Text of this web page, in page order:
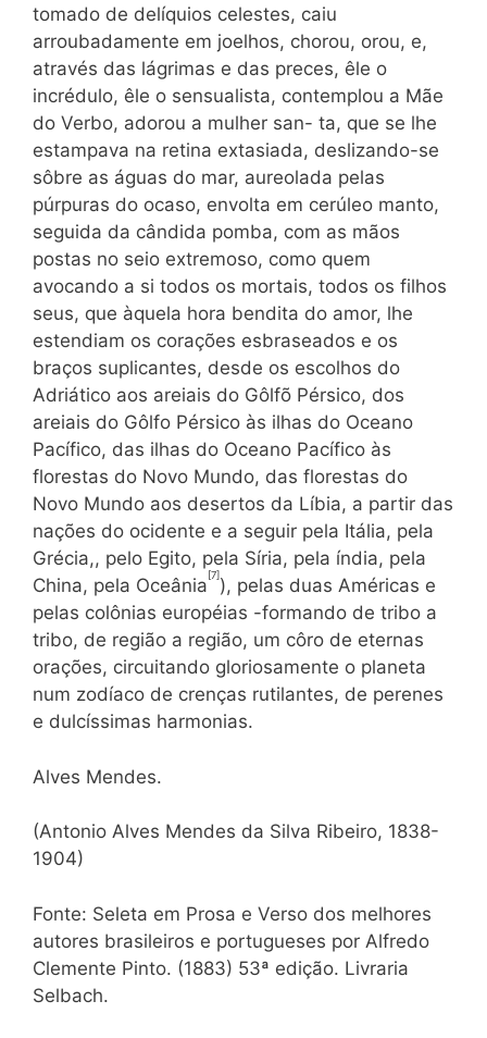
tomado de delíquios celestes, caiu
arroubadamente em joelhos, chorou, orou, e,
através das lágrimas e das preces, êle o
incrédulo, êle o sensualista, contemplou a Mãe
do Verbo, adorou a mulher san- ta, que se lhe
estampava na retina extasiada, deslizando-se
sôbre as águas do mar, aureolada pelas
púrpuras do ocaso, envolta em cerúleo manto,
seguida da cândida pomba, com as mãos
postas no seio extremoso, como quem
avocando a si todos os mortais, todos os filhos
seus, que àquela hora bendita do amor, lhe
estendiam os corações esbraseados e os
braços suplicantes, desde os escolhos do
Adriático aos areiais do Gôlfõ Pérsico, dos
areiais do Gôlfo Pérsico às ilhas do Oceano
Pacífico, das ilhas do Oceano Pacífico às
florestas do Novo Mundo, das florestas do
Novo Mundo aos desertos da Líbia, a partir das
nações do ocidente e a seguir pela Itália, pela
Grécia,, pelo Egito, pela Síria, pela índia, pela
China, pela Oceânia [7]), pelas duas Américas e
pelas colônias européias -formando de tribo a
tribo, de região a região, um côro de eternas
orações, circuitando gloriosamente o planeta
num zodíaco de crenças rutilantes, de perenes
e dulcíssimas harmonias.
Alves Mendes.
(Antonio Alves Mendes da Silva Ribeiro, 1838-
1904)
Fonte: Seleta em Prosa e Verso dos melhores
autores brasileiros e portugueses por Alfredo
Clemente Pinto. (1883) 53ª edição. Livraria
Selbach.